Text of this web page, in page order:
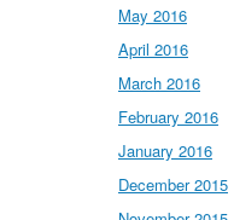
May 2016
April 2016
March 2016
February 2016
January 2016
December 2015